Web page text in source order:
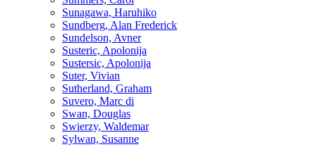
Sunagawa, Haruhiko
Sundberg, Alan Frederick
Sundelson, Avner
Susteric, Apolonija
Sustersic, Apolonija
Suter, Vivian
Sutherland, Graham
Suvero, Marc di
Swan, Douglas
Swierzy, Waldemar
Sylwan, Susanne